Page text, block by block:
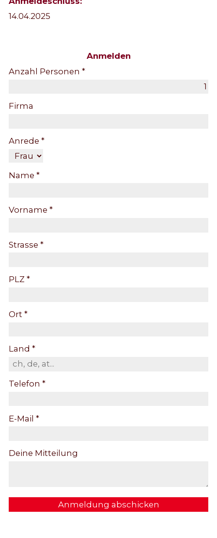
14.04.2025
Anmelden
Anzahl Personen *
Firma
Anrede *
Name *
Vorname *
Strasse *
PLZ *
Ort *
Land *
Telefon *
E-Mail *
Deine Mitteilung
Anmeldung abschicken